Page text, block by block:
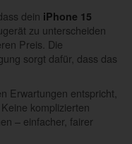
dein iPhone 15
zu unterscheiden
Preis. Die
sorgt dafür, dass das
Erwartungen entspricht,
komplizierten
– einfacher, fairer